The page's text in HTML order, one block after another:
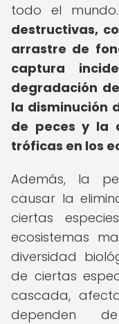
todo el mundo.
destructivas,
arrastre de
captura
degradación
la disminución
de peces y la
tróficas en los
Además, la
causar la
ciertas
ecosistemas
diversidad
de ciertas
cascada,
dependen